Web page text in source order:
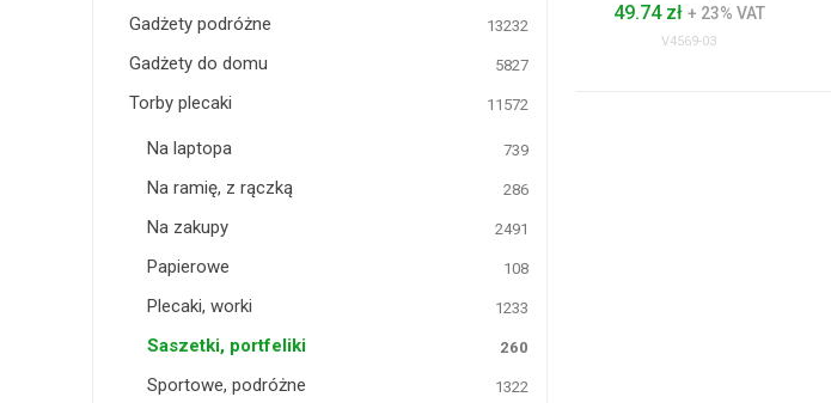
Gadżety podróżne 13232
Gadżety do domu 5827
Torby plecaki 11572
Na laptopa 739
Na ramię, z rączką 286
Na zakupy 2491
Papierowe 108
Plecaki, worki 1233
Saszetki, portfeliki 260
Sportowe, podróżne 1322
49.74 zł + 23% VAT
V4569-03